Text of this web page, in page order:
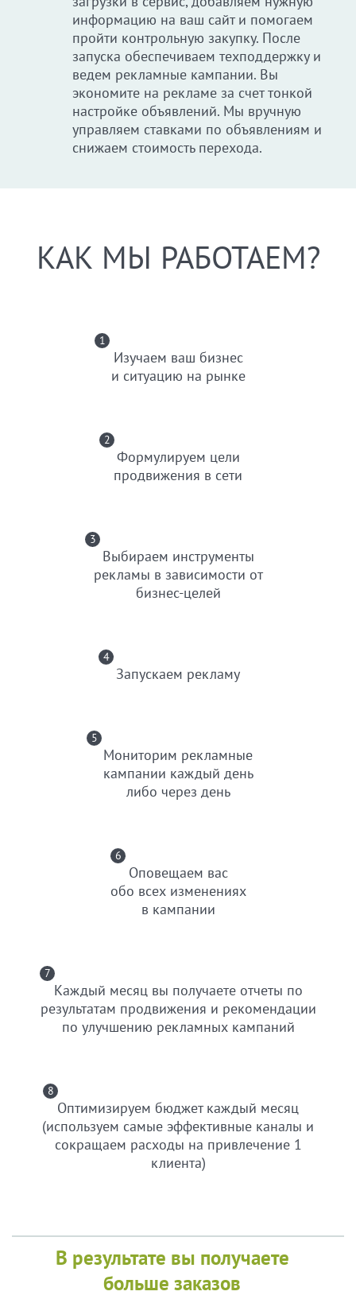
информацию на ваш сайт и помогаем
пройти контрольную закупку. После
запуска обеспечиваем техподдержку и
ведем рекламные кампании. Вы
экономите на рекламе за счет тонкой
настройке объявлений. Мы вручную
управляем ставками по объявлениям и
снижаем стоимость перехода.
КАК МЫ РАБОТАЕМ?
1
Изучаем ваш бизнес
и ситуацию на рынке
2
Формулируем цели
продвижения в сети
3
Выбираем инструменты
рекламы в зависимости от
бизнес-целей
4
Запускаем рекламу
5
Мониторим рекламные
кампании каждый день
либо через день
6
Оповещаем вас
обо всех изменениях
в кампании
7
Каждый месяц вы получаете отчеты по
результатам продвижения и рекомендации
по улучшению рекламных кампаний
8
Оптимизируем бюджет каждый месяц
(используем самые эффективные каналы и
сокращаем расходы на привлечение 1
клиента)
В результате вы получаете
больше заказов